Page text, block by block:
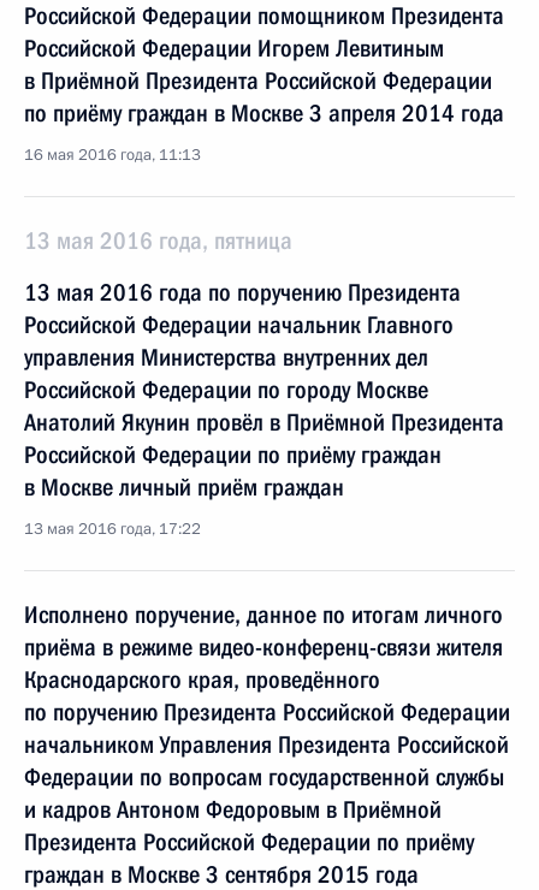
Российской Федерации помощником Президента
Российской Федерации Игорем Левитиным
в Приёмной Президента Российской Федерации
по приёму граждан в Москве 3 апреля 2014 года
16 мая 2016 года, 11:13
13 мая 2016 года, пятница
13 мая 2016 года по поручению Президента
Российской Федерации начальник Главного
управления Министерства внутренних дел
Российской Федерации по городу Москве
Анатолий Якунин провёл в Приёмной Президента
Российской Федерации по приёму граждан
в Москве личный приём граждан
13 мая 2016 года, 17:22
Исполнено поручение, данное по итогам личного
приёма в режиме видео-конференц-связи жителя
Краснодарского края, проведённого
по поручению Президента Российской Федерации
начальником Управления Президента Российской
Федерации по вопросам государственной службы
и кадров Антоном Федоровым в Приёмной
Президента Российской Федерации по приёму
граждан в Москве 3 сентября 2015 года